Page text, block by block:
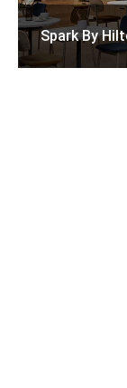
Spark By